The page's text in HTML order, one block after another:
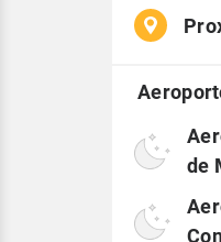
de